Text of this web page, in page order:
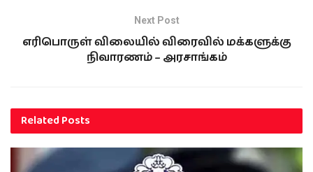
Next Post
எரிபொருள் விலையில் விரைவில் மக்களுக்கு
நிவாரணம் – அரசாங்கம்
RelatedPosts